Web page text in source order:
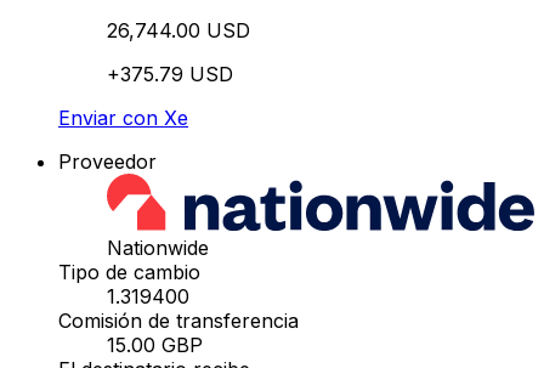
26,744.00 USD
+375.79 USD
Enviar con Xe
Proveedor
Nationwide
Tipo de cambio
1.319400
Comisión de transferencia
15.00 GBP